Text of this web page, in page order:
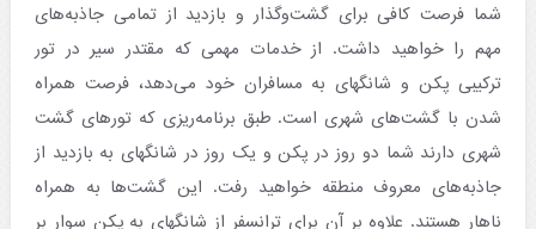
شما فرصت کافی برای گشت‌وگذار و بازدید از تمامی جاذبه‌های
مهم را خواهید داشت. از خدمات مهمی که مقتدر سیر در تور
ترکیبی پکن و شانگهای به مسافران خود می‌دهد، فرصت همراه
شدن با گشت‌های شهری است. طبق برنامه‌ریزی که تورهای گشت
شهری دارند شما دو روز در پکن و یک روز در شانگهای به بازدید از
جاذبه‌های معروف منطقه خواهید رفت. این گشت‌ها به همراه
ناهار هستند. علاوه بر آن برای ترانسفر از شانگهای به پکن سوار بر